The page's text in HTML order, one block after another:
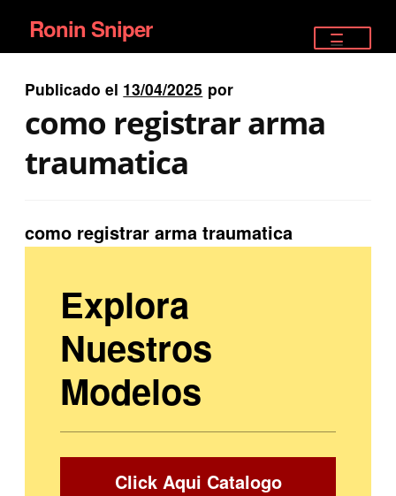
Ir
a
la
navegación
Ir
al
contenido
Ronin Sniper
EQUIPAMIENTO ÉLITE
SATELITALES
Publicado el 13/04/2025 por
como registrar arma
traumatica
como registrar arma traumatica
Explora
Nuestros
Modelos
Click Aqui Catalogo